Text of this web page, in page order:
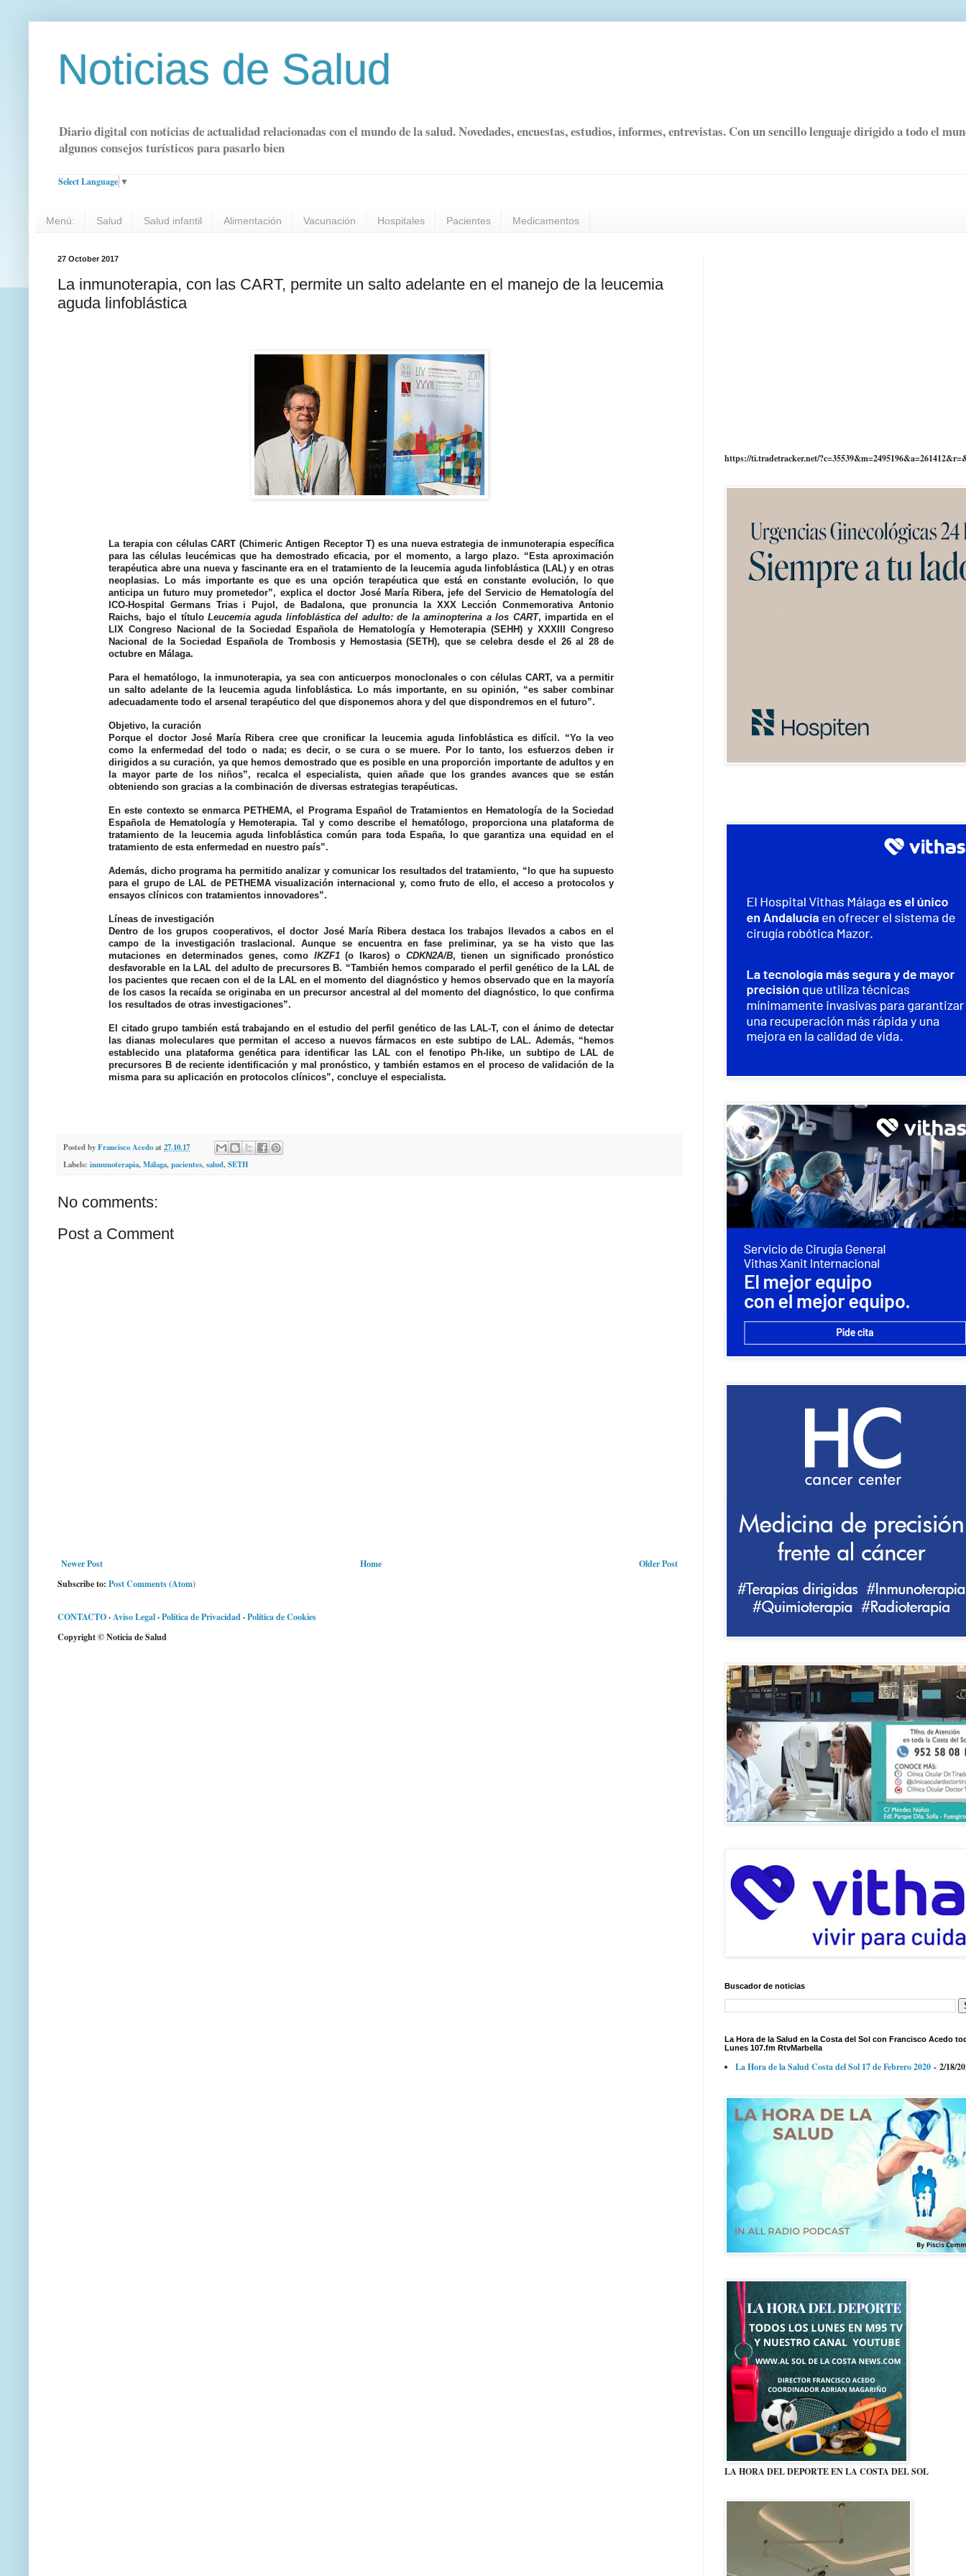
Noticias de Salud
Diario digital con noticias de actualidad relacionadas con el mundo de la salud. Novedades, encuestas, estudios, informes, entrevistas. Con un sencillo lenguaje dirigido a todo el
algunos consejos turísticos para pasarlo bien
Select Language ▼
Menú: Salud Salud infantil Alimentación Vacunación Hospitales Pacientes Medicamentos
27 October 2017
La inmunoterapia, con las CART, permite un salto adelante en el manejo de la leucemia
aguda linfoblástica
La terapia con células CART (Chimeric Antigen Receptor T) es una nueva estrategia de inmunoterapia específica
para las células leucémicas que ha demostrado eficacia, por el momento, a largo plazo. “Esta aproximación
terapéutica abre una nueva y fascinante era en el tratamiento de la leucemia aguda linfoblástica (LAL) y en otras
neoplasias. Lo más importante es que es una opción terapéutica que está en constante evolución, lo que
anticipa un futuro muy prometedor”, explica el doctor José María Ribera, jefe del Servicio de Hematología del
ICO-Hospital Germans Trias i Pujol, de Badalona, que pronuncia la XXX Lección Conmemorativa Antonio
Raichs, bajo el títuloLeucemia aguda linfoblástica del adulto: de la aminopterina a los CART, impartida en el
LIX Congreso Nacional de la Sociedad Española de Hematología y Hemoterapia (SEHH) y XXXIII Congreso
Nacional de la Sociedad Española de Trombosis y Hemostasia (SETH), que se celebra desde el 26 al 28 de
octubre en Málaga.
Para el hematólogo, la inmunoterapia, ya sea con anticuerpos monoclonales o con células CART, va a permitir
un salto adelante de la leucemia aguda linfoblástica. Lo más importante, en su opinión, “es saber combinar
adecuadamente todo el arsenal terapéutico del que disponemos ahora y del que dispondremos en el futuro”.
Objetivo, la curación
Porque el doctor José María Ribera cree que cronificar la leucemia aguda linfoblástica es difícil. “Yo la veo
como la enfermedad del todo o nada; es decir, o se cura o se muere. Por lo tanto, los esfuerzos deben ir
dirigidos a su curación, ya que hemos demostrado que es posible en una proporción importante de adultos y en
la mayor parte de los niños”, recalca el especialista, quien añade que los grandes avances que se están
obteniendo son gracias a la combinación de diversas estrategias terapéuticas.
En este contexto se enmarca PETHEMA, el Programa Español de Tratamientos en Hematología de la Sociedad
Española de Hematología y Hemoterapia. Tal y como describe el hematólogo, proporciona una plataforma de
tratamiento de la leucemia aguda linfoblástica común para toda España, lo que garantiza una equidad en el
tratamiento de esta enfermedad en nuestro país”.
Además, dicho programa ha permitido analizar y comunicar los resultados del tratamiento, “lo que ha supuesto
para el grupo de LAL de PETHEMA visualización internacional y, como fruto de ello, el acceso a protocolos y
ensayos clínicos con tratamientos innovadores”.
Líneas de investigación
Dentro de los grupos cooperativos, el doctor José María Ribera destaca los trabajos llevados a cabos en el
campo de la investigación traslacional. Aunque se encuentra en fase preliminar, ya se ha visto que las
mutaciones en determinados genes, como IKZF1(o Ikaros) o CDKN2A/B, tienen un significado pronóstico
desfavorable en la LAL del adulto de precursores B. “También hemos comparado el perfil genético de la LAL de
los pacientes que recaen con el de la LAL en el momento del diagnóstico y hemos observado que en la mayoría
de los casos la recaída se originaba en un precursor ancestral al del momento del diagnóstico, lo que confirma
los resultados de otras investigaciones”.
El citado grupo también está trabajando en el estudio del perfil genético de las LAL-T, con el ánimo de detectar
las dianas moleculares que permitan el acceso a nuevos fármacos en este subtipo de LAL. Además, “hemos
establecido una plataforma genética para identificar las LAL con el fenotipo Ph-like, un subtipo de LAL de
precursores B de reciente identificación y mal pronóstico, y también estamos en el proceso de validación de la
misma para su aplicación en protocolos clínicos”, concluye el especialista.
Posted byFrancisco Acedoat 27.10.17
Labels: inmunoterapia,Málaga,pacientes,salud,SETH
No comments:
Post a Comment
Newer Post Older Post
Home
Subscribe to: Post Comments (Atom)
CONTACTO·Aviso Legal·Política de Privacidad·Política de Cookies
Copyright © Noticia de Salud
https://ti.tradetracker.net/
Buscador de noticias
La Hora de la Salud en la Costa del Sol con Francisco Acedo
Lunes 107.fm RtvMarbella
La Hora de la Salud Costa del Sol 17 de Febrero 2020 - 2/18/
LA HORA DEL DEPORTE EN LA COSTA DEL SOL